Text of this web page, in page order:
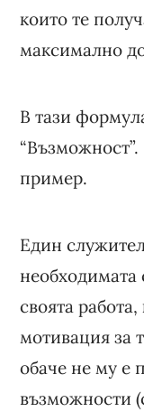
които те
максимално
В тази
пример.
Един
необходимата
своята
мотивация за
обаче не му е
възможности